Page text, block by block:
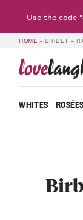
HOME » BIRBET –
love
WHITES
Use the code